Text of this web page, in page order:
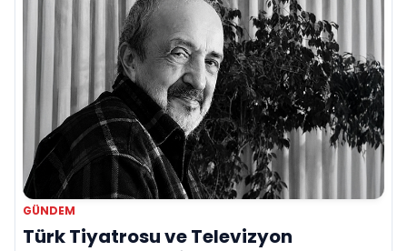
GÜNDEM
Türk Tiyatrosu ve Televizyon